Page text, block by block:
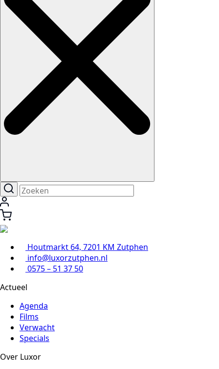
Houtmarkt 64, 7201 KM Zutphen
info@luxorzutphen.nl
0575 – 51 37 50
Actueel
Agenda
Films
Verwacht
Specials
Over Luxor